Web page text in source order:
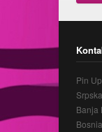
Pin
Banja